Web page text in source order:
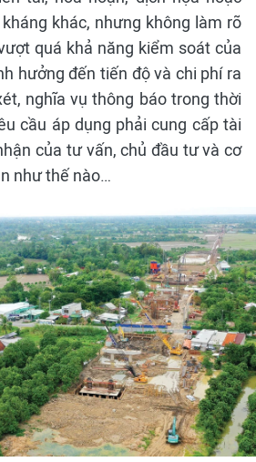
khác, nhưng không làm rõ
quá khả năng kiểm soát của
hưởng đến tiến độ và chi phí ra
nghĩa vụ thông báo trong thời
cầu áp dụng phải cung cấp tài
của tư vấn, chủ đầu tư và cơ
như thế nào…